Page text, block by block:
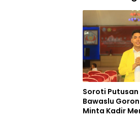
Soroti Putusan
Bawaslu
Minta Kadir